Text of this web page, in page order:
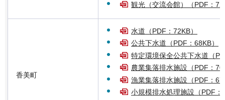
観光（交流会館）（PDF：
香美町
水道（PDF：72KB）
公共下水道（PDF：68KB）
特定環境保全公共下水道（
農業集落排水施設（PDF：
漁業集落排水施設（PDF：
小規模排水処理施設（PDF：